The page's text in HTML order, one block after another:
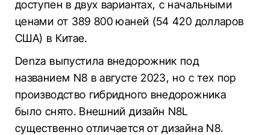
доступен в двух вариантах, с начальными
ценами от 389 800 юаней (54 420 долларов
США) в Китае.
Denza выпустила внедорожник под
названием N8 в августе 2023, но с тех пор
производство гибридного внедорожника
было снято. Внешний дизайн N8L
существенно отличается от дизайна N8.